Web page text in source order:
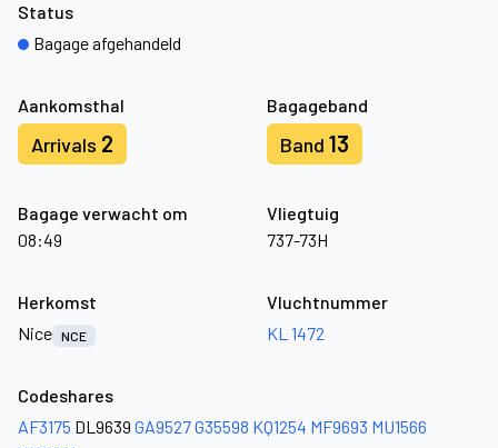
Aankomsthal
Arrivals 2
Bagageband
Band 13
Bagage verwacht om
08:49
Vliegtuig
737-73H
Status
Bagage afgehandeld
Herkomst
Nice NCE
Vluchtnummer
KL 1472
Codeshares
AF3175 DL9639 GA9527G35598 KQ1254 MF9693 MU1566